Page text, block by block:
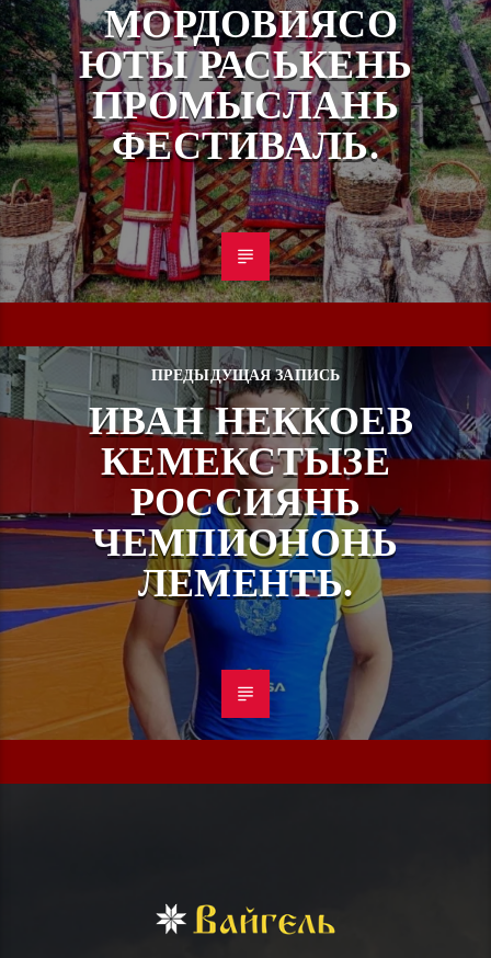
МОРДОВИЯСО
ЮТЫ РАСЬКЕНЬ
ПРОМЫСЛАНЬ
ФЕСТИВАЛЬ.
ПРЕДЫДУЩАЯ ЗАПИСЬ
ИВАН НЕККОЕВ
КЕМЕКСТЫЗЕ
РОССИЯНЬ
ЧЕМПИОНОНЬ
ЛЕМЕНТЬ.